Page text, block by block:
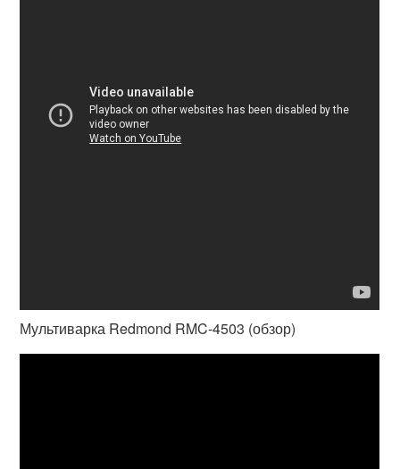
Мультиварка Redmond RMC-4503 (обзор)